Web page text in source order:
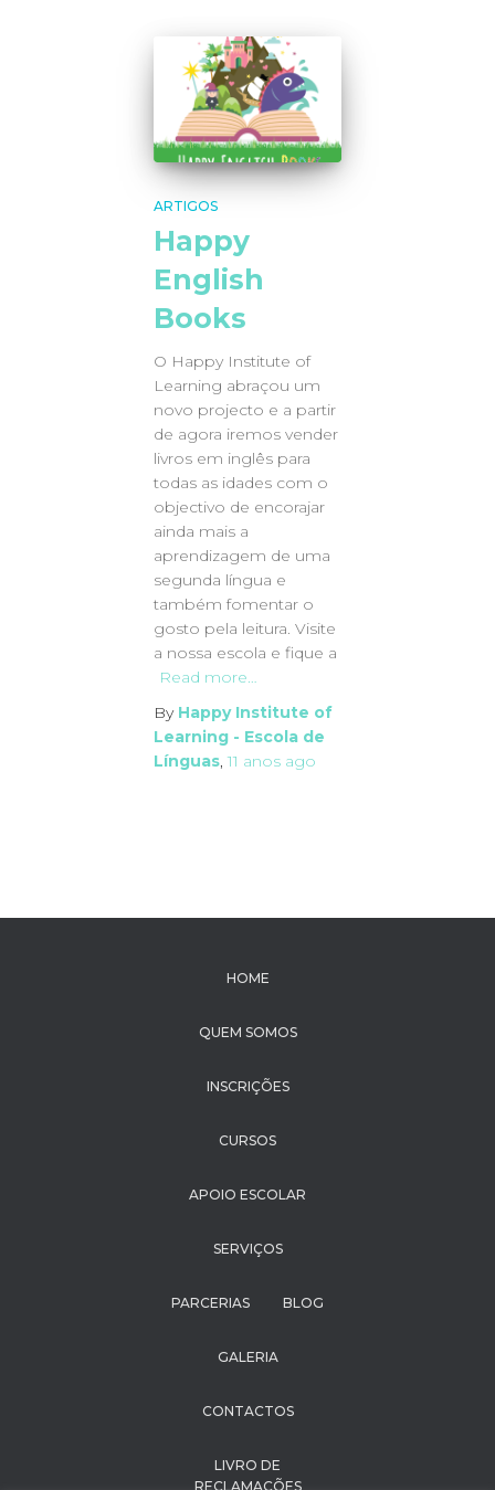
ARTIGOS
Happy
English
Books
O Happy Institute of
Learning abraçou um
novo projecto e a partir
de agora iremos vender
livros em inglês para
todas as idades com o
objectivo de encorajar
ainda mais a
aprendizagem de uma
segunda língua e
também fomentar o
gosto pela leitura. Visite
a nossa escola e fique a
Read more…
By Happy Institute of
Learning - Escola de
Línguas,11 anos ago
HOME
QUEM SOMOS
INSCRIÇÕES
CURSOS
APOIO ESCOLAR
SERVIÇOS
PARCERIAS BLOG
GALERIA
CONTACTOS
LIVRO DE
RECLAMAÇÕES